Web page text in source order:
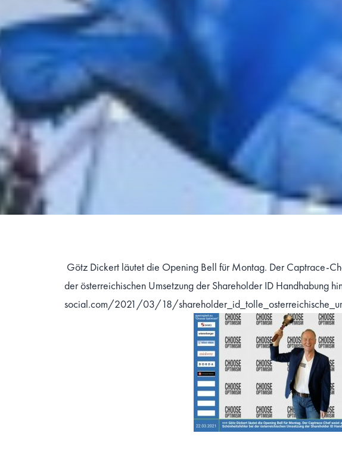
Götz Dickert läutet die Opening Bell für Montag. Der Captrace-
der österreichischen Umsetzung der Shareholder ID Handhabung
social.com/2021/03/18/